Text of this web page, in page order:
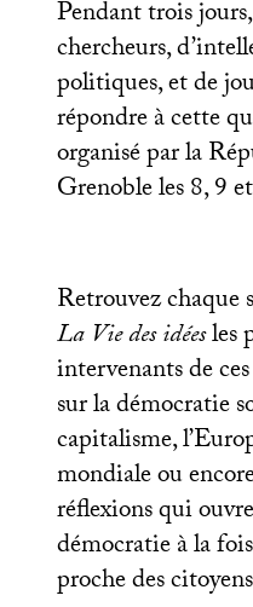
Pendant trois
chercheurs,
politiques, et de
répondre à cette
organisé par la
Grenoble les 8, 9
Retrouvez chaque
La Vie des idéesles
intervenants de
sur la démocratie
capitalisme,
mondiale ou
réflexions qui
démocratie à la
proche des